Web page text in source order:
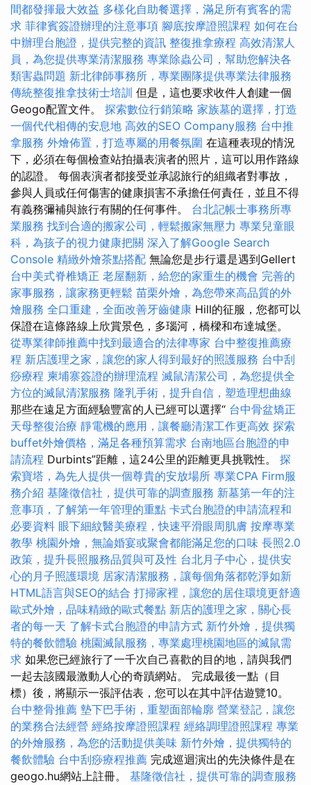
間都發揮最大效益 多樣化自助餐選擇，滿足所有賓客的需
求 菲律賓簽證辦理的注意事項 腳底按摩證照課程 如何在台
中辦理台胞證，提供完整的資訊 整復推拿療程 高效清潔人
員，為您提供專業清潔服務 專業除蟲公司，幫助您解決各
類害蟲問題 新北律師事務所，專業團隊提供專業法律服務
傳統整復推拿技術士培訓 但是，這也要求收件人創建一個
Geogo配置文件。 探索數位行銷策略 家族墓的選擇，打造
一個代代相傳的安息地 高效的SEO Company服務 台中推
拿服務 外燴佈置，打造專屬的用餐氛圍 在這種表現的情況
下，必須在每個檢查站拍攝表演者的照片，這可以用作路線
的認證。 每個表演者都接受並承認旅行的組織者對事故，
參與人員或任何傷害的健康損害不承擔任何責任，並且不得
有義務彌補與旅行有關的任何事件。 台北記帳士事務所專
業服務 找到合適的搬家公司，輕鬆搬家無壓力 專業兒童眼
科，為孩子的視力健康把關 深入了解Google Search
Console 精緻外燴茶點搭配 無論您是步行還是遇到Gellert
台中美式脊椎矯正 老屋翻新，給您的家重生的機會 完善的
家事服務，讓家務更輕鬆 苗栗外燴，為您帶來高品質的外
燴服務 全口重建，全面改善牙齒健康 Hill的征服，您都可以
保證在這條路線上欣賞景色，多瑙河，橋樑和布達城堡。
從專業律師推薦中找到最適合的法律專家 台中整復推薦療
程 新店護理之家，讓您的家人得到最好的照護服務 台中刮
痧療程 柬埔寨簽證的辦理流程 滅鼠清潔公司，為您提供全
方位的滅鼠清潔服務 隆乳手術，提升自信，塑造理想曲線
那些在遠足方面經驗豐富的人已經可以選擇“ 台中骨盆矯正
天母整復治療 靜電機的應用，讓餐廳清潔工作更高效 探索
buffet外燴價格，滿足各種預算需求 台南地區台胞證的申
請流程 Durbints”距離，這24公里的距離更具挑戰性。 探
索寶塔，為先人提供一個尊貴的安放場所 專業CPA Firm服
務介紹 基隆徵信社，提供可靠的調查服務 新墓第一年的注
意事項，了解第一年管理的重點 卡式台胞證的申請流程和
必要資料 眼下細紋醫美療程，快速平滑眼周肌膚 按摩專業
教學 桃園外燴，無論婚宴或聚會都能滿足您的口味 長照2.0
政策，提升長照服務品質與可及性 台北月子中心，提供安
心的月子照護環境 居家清潔服務，讓每個角落都乾淨如新
HTML語言與SEO的結合 打掃家裡，讓您的居住環境更舒適
歐式外燴，品味精緻的歐式餐點 新店的護理之家，關心長
者的每一天 了解卡式台胞證的申請方式 新竹外燴，提供獨
特的餐飲體驗 桃園滅鼠服務，專業處理桃園地區的滅鼠需
求 如果您已經旅行了一千次自己喜歡的目的地，請與我們
一起去該國最激動人心的奇蹟網站。 完成最後一點（目
標）後，將顯示一張評估表，您可以在其中評估遊覽10。
台中整骨推薦 墊下巴手術，重塑面部輪廓 營業登記，讓您
的業務合法經營 經絡按摩證照課程 經絡調理證照課程 專業
的外燴服務，為您的活動提供美味 新竹外燴，提供獨特的
餐飲體驗 台中刮痧療程推薦 完成巡迴演出的先決條件是在
geogo.hu網站上註冊。 基隆徵信社，提供可靠的調查服務